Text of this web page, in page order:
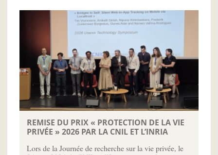
REMISE DU PRIX « PROTECTION DE LA VIE
PRIVÉE » 2026 PAR LA CNIL ET L’INRIA
Lors de la Journée de recherche sur la vie privée, le